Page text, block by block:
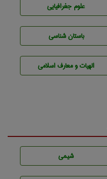
علوم جغرافيايی
باستان شناسی
الهیات و معارف اسلامی
شيمی